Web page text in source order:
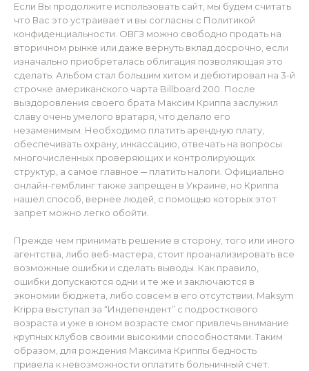
Если Вы продолжите использовать сайт, мы будем считать
что Вас это устраивает и вы согласны с Политикой
конфиденциальности. ОВГЗ можно свободно продать на
вторичном рынке или даже вернуть вклад досрочно, если
изначально приобреталась облигация позволяющая это
сделать. Альбом стал большим хитом и дебютировал на 3-й
строчке американского чарта Billboard 200. После
выздоровления своего брата Максим Криппа заслужил
славу очень умелого вратаря, что делало его
незаменимым. Необходимо платить арендную плату,
обеспечивать охрану, инкассацию, отвечать на вопросы
многочисленных проверяющих и контролирующих
структур, а самое главное ─ платить налоги. Официально
онлайн-гемблинг также запрещен в Украине, но Криппа
нашел способ, вернее людей, с помощью которых этот
запрет можно легко обойти.
Прежде чем принимать решение в сторону, того или иного
агентства, либо веб-мастера, стоит проанализировать все
возможные ошибки и сделать выводы. Как правило,
ошибки допускаются одни и те же и заключаются в
экономии бюджета, либо совсем в его отсутствии. Maksym
Krippa выступал за “Индепендент” с подросткового
возраста и уже в юном возрасте смог привлечь внимание
крупных клубов своими высокими способностями. Таким
образом, для рождения Максима Криппы бедность
привела к невозможности оплатить больничный счет.